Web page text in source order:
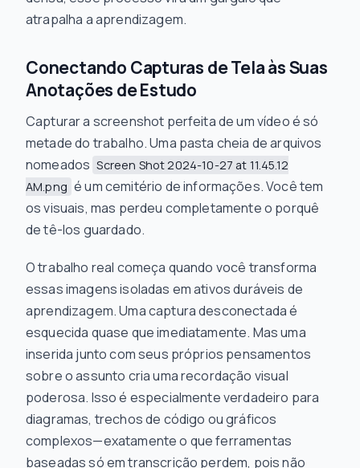
atrapalha a aprendizagem.
Conectando Capturas de Tela às Suas
Anotações de Estudo
Capturar a screenshot perfeita de um vídeo é só
metade do trabalho. Uma pasta cheia de arquivos
nomeados Screen Shot 2024-10-27 at 11.45.12
AM.png é um cemitério de informações. Você tem
os visuais, mas perdeu completamente o porquê
de tê-los guardado.
O trabalho real começa quando você transforma
essas imagens isoladas em ativos duráveis de
aprendizagem. Uma captura desconectada é
esquecida quase que imediatamente. Mas uma
inserida junto com seus próprios pensamentos
sobre o assunto cria uma recordação visual
poderosa. Isso é especialmente verdadeiro para
diagramas, trechos de código ou gráficos
complexos—exatamente o que ferramentas
baseadas só em transcrição perdem, pois não